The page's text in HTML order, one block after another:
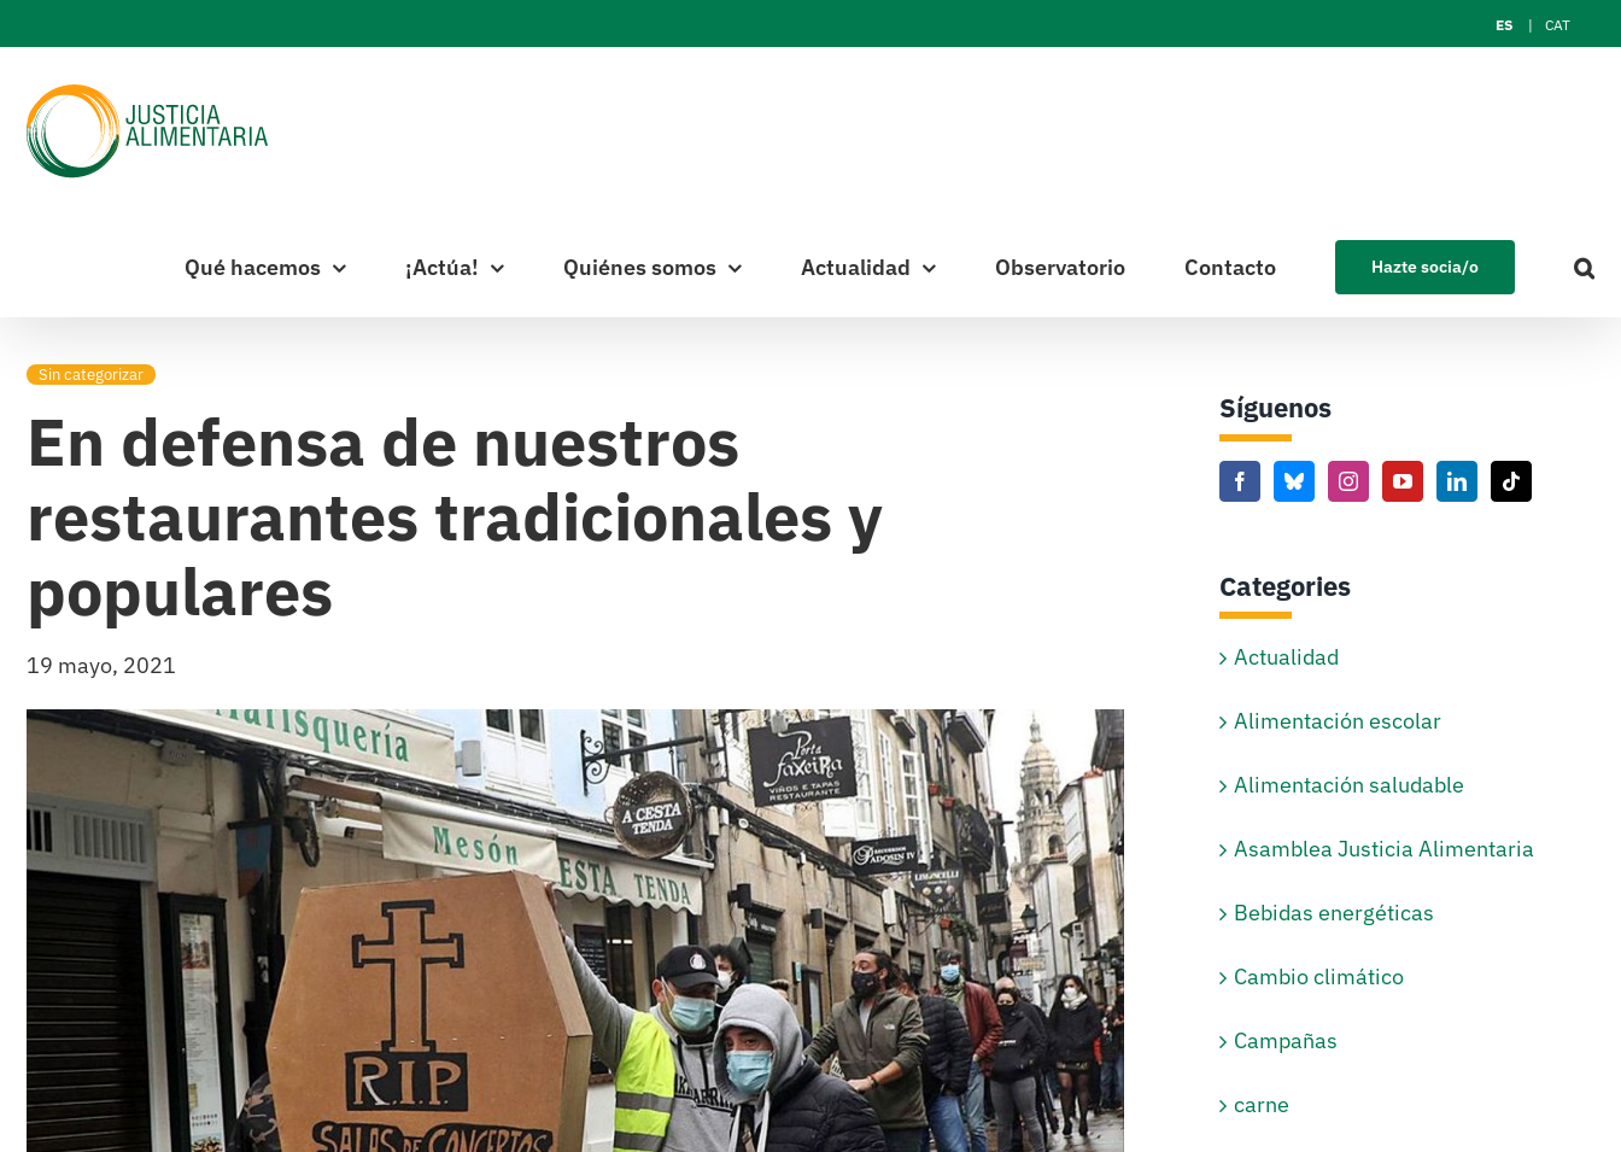
to
content
ES CAT
Qué hacemos ¡Actúa! Quiénes somos Actualidad Observatorio Contacto Hazte socia/o
Sin categorizar
En defensa de nuestros
restaurantes tradicionales y
populares
19 mayo, 2021
Síguenos
Categories
Actualidad
Alimentación escolar
Alimentación saludable
Asamblea Justicia Alimentaria
Bebidas energéticas
Cambio climático
Campañas
carne